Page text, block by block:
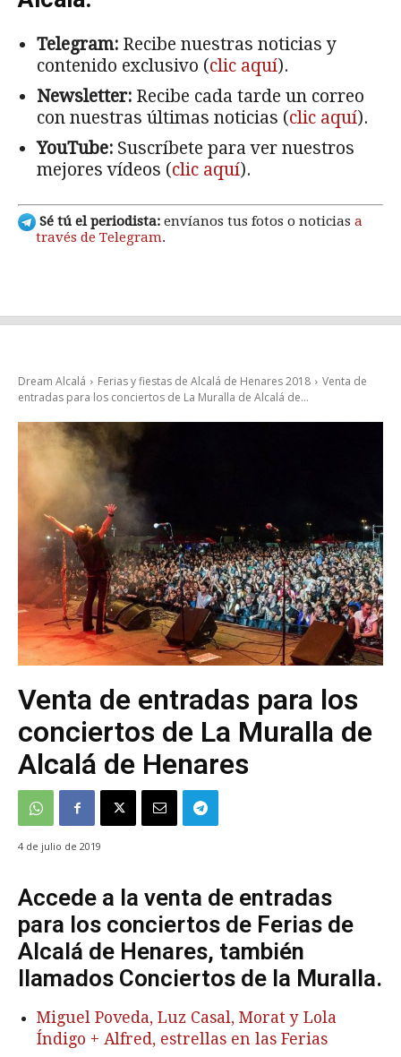
Telegram: Recibe nuestras noticias y
contenido exclusivo (clic aquí).
Newsletter: Recibe cada tarde un correo
con nuestras últimas noticias (clic aquí).
YouTube: Suscríbete para ver nuestros
mejores vídeos (clic aquí).
Sé tú el periodista: envíanos tus fotos o noticias a
través de Telegram.